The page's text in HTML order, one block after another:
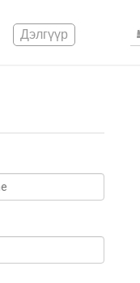
Дэлгүүр